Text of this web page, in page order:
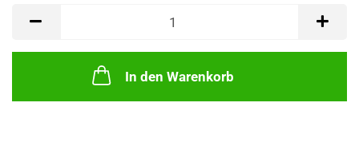
In den Warenkorb